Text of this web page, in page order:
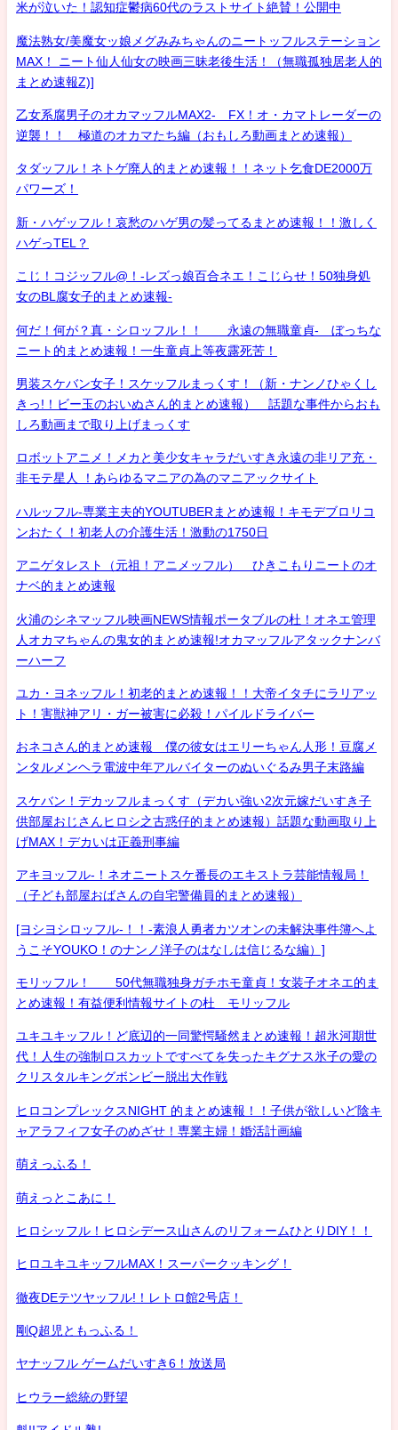
米が泣いた！認知症鬱病60代のラストサイト絶賛！公開中
魔法熟女/美魔女ッ娘メグみみちゃんのニートッフルステーション
MAX！ ニート仙人仙女の映画三昧老後生活！（無職孤独居老人的
まとめ速報Z)]
乙女系腐男子のオカマッフルMAX2- FX！オ・カマトレーダーの
逆襲！！ 極道のオカマたち編（おもしろ動画まとめ速報）
タダッフル！ネトゲ廃人的まとめ速報！！ネット乞食DE2000万
パワーズ！
新・ハゲッフル！哀愁のハゲ男の髪ってるまとめ速報！！激しく
ハゲっTEL？
こじ！コジッフル@！-レズっ娘百合ネエ！こじらせ！50独身処
女のBL腐女子的まとめ速報-
何だ！何が？真・シロッフル！！ 永遠の無職童貞- ぼっちな
ニート的まとめ速報！一生童貞上等夜露死苦！
男装スケバン女子！スケッフルまっくす！（新・ナンノひゃくし
きっ!！ビー玉のおいぬさん的まとめ速報） 話題な事件からおも
しろ動画まで取り上げまっくす
ロボットアニメ！メカと美少女キャラだいすき永遠の非リア充・
非モテ星人 ！あらゆるマニアの為のマニアックサイト
ハルッフル-専業主夫的YOUTUBERまとめ速報！キモデブロリコ
ンおたく！初老人の介護生活！激動の1750日
アニゲタレスト（元祖！アニメッフル） ひきこもりニートのオ
ナベ的まとめ速報
火浦のシネマッフル映画NEWS情報ポータブルの杜！オネエ管理
人オカマちゃんの鬼女的まとめ速報!オカマッフルアタックナンバ
ーハーフ
ユカ・ヨネッフル！初老的まとめ速報！！大帝イタチにラリアッ
ト！害獣神アリ・ガー被害に必殺！パイルドライバー
おネコさん的まとめ速報 僕の彼女はエリーちゃん人形！豆腐メ
ンタルメンヘラ電波中年アルバイターのぬいぐるみ男子末路編
スケバン！デカッフルまっくす（デカい強い2次元嫁だいすき子
供部屋おじさんヒロシ之古惑仔的まとめ速報）話題な動画取り上
げMAX！デカいは正義刑事編
アキヨッフル-！ネオニートスケ番長のエキストラ芸能情報局！
（子ども部屋おばさんの自宅警備員的まとめ速報）
[ヨシヨシロッフル-！！-素浪人勇者カツオンの未解決事件簿へよ
うこそYOUKO！のナンノ洋子のはなしは信じるな編）]
モリッフル！ 50代無職独身ガチホモ童貞！女装子オネエ的ま
とめ速報！有益便利情報サイトの杜 モリッフル
ユキユキッフル！ど底辺的一同驚愕騒然まとめ速報！超氷河期世
代！人生の強制ロスカットですべてを失ったキグナス氷子の愛の
クリスタルキングボンビー脱出大作戦
ヒロコンプレックスNIGHT 的まとめ速報！！子供が欲しいど陰キ
ャアラフィフ女子のめざせ！専業主婦！婚活計画編
萌えっふる！
萌えっとこあに！
ヒロシッフル！ヒロシデース山さんのリフォームひとりDIY！！
ヒロユキユキッフルMAX！スーパークッキング！
徹夜DEテツヤッフル!！レトロ館2号店！
剛Q超児ともっふる！
ヤナッフル ゲームだいすき6！放送局
ヒウラー総統の野望